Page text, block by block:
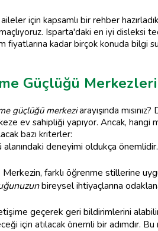
için kapsamlı bir rehber
Isparta'daki en iyi disleksi
kadar birçok konuda bilgi
Güçlüğü Merkezleri
güçlüğü merkeziarayışında
ev sahipliği yapıyor. Ancak, hangi
bazı kriterler:
deneyimi oldukça
farklı öğrenme stillerine
bireysel ihtiyaçlarına
geçerek geri bildirimlerini
için atılacak önemli bir adımdır.